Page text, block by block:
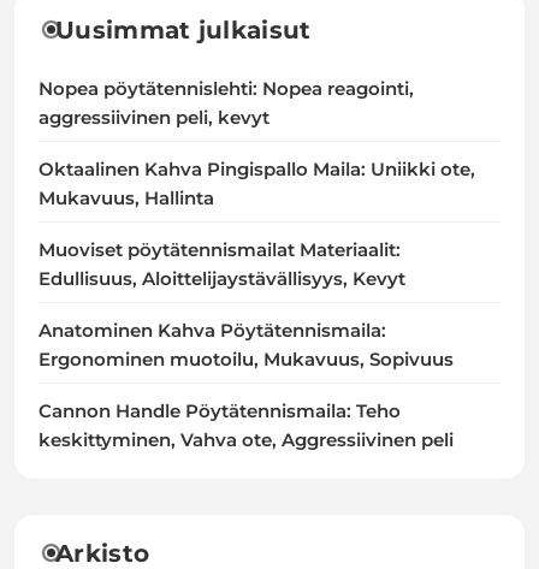
Uusimmat julkaisut
Nopea pöytätennislehti: Nopea reagointi,
aggressiivinen peli, kevyt
Oktaalinen Kahva Pingispallo Maila: Uniikki ote,
Mukavuus, Hallinta
Muoviset pöytätennismailat Materiaalit:
Edullisuus, Aloittelijaystävällisyys, Kevyt
Anatominen Kahva Pöytätennismaila:
Ergonominen muotoilu, Mukavuus, Sopivuus
Cannon Handle Pöytätennismaila: Teho
keskittyminen, Vahva ote, Aggressiivinen peli
Arkisto